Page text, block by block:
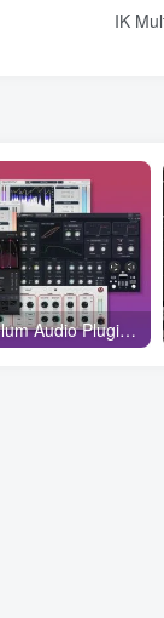
IK
综合套装 Caelum Audio Plugins Bundle 2023.01 WiN